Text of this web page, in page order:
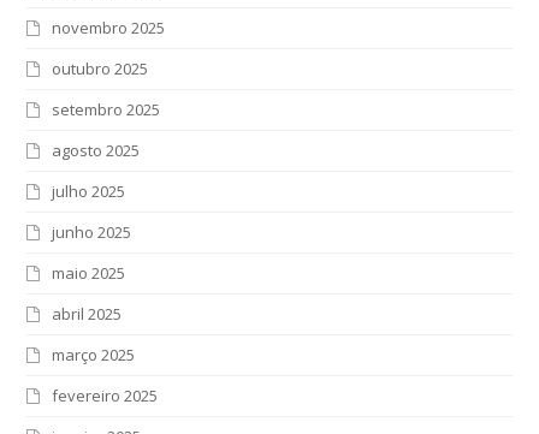
novembro 2025
outubro 2025
setembro 2025
agosto 2025
julho 2025
junho 2025
maio 2025
abril 2025
março 2025
fevereiro 2025